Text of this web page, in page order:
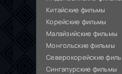
Китайские фильмы
Корейские фильмы
Малайзийские фильмы
Монгольские фильмы
Северокорейские
Сингапурские фильмы